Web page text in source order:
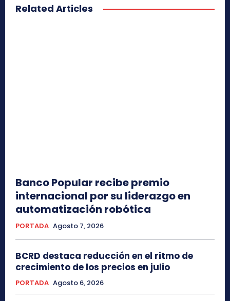
Related Articles
Banco Popular recibe premio
internacional por su liderazgo en
automatización robótica
PORTADA Agosto 7, 2026
BCRD destaca reducción en el ritmo de
crecimiento de los precios en julio
PORTADA Agosto 6, 2026